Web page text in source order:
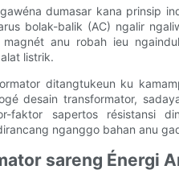
dumasar kana prinsip
bolak-balik (AC) ngalir
magnét anu robah ieu
listrik.
ditangtukeun ku
desain transformator,
faktor sapertos résistansi
nganggo bahan anu
sareng Énergi